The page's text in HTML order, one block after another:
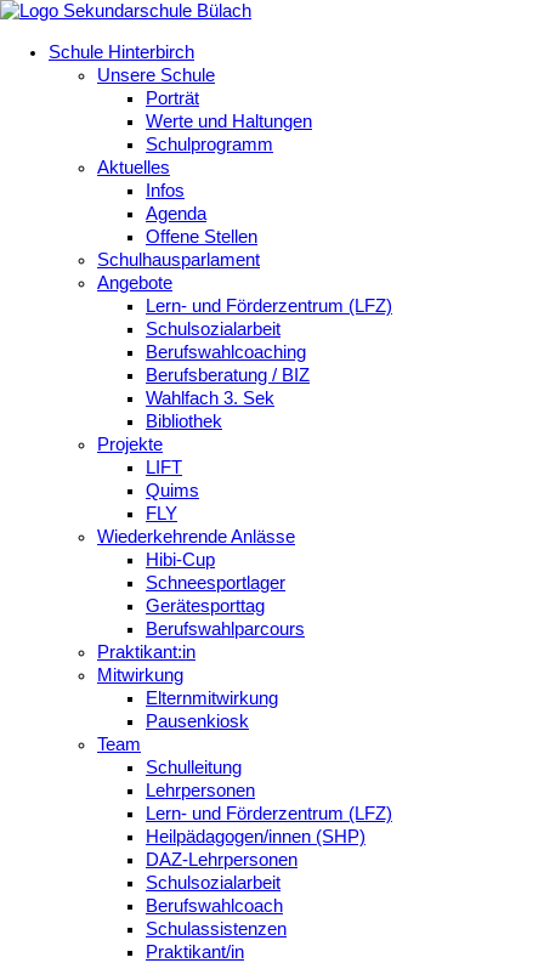
Schule Hinterbirch
Unsere Schule
Porträt
Werte und Haltungen
Schulprogramm
Aktuelles
Infos
Agenda
Offene Stellen
Schulhausparlament
Angebote
Lern- und Förderzentrum (LFZ)
Schulsozialarbeit
Berufswahlcoaching
Berufsberatung / BIZ
Wahlfach 3. Sek
Bibliothek
Projekte
LIFT
Quims
FLY
Wiederkehrende Anlässe
Hibi-Cup
Schneesportlager
Gerätesporttag
Berufswahlparcours
Praktikant:in
Mitwirkung
Elternmitwirkung
Pausenkiosk
Team
Schulleitung
Lehrpersonen
Lern- und Förderzentrum (LFZ)
Heilpädagogen/innen (SHP)
DAZ-Lehrpersonen
Schulsozialarbeit
Berufswahlcoach
Schulassistenzen
Praktikant/in